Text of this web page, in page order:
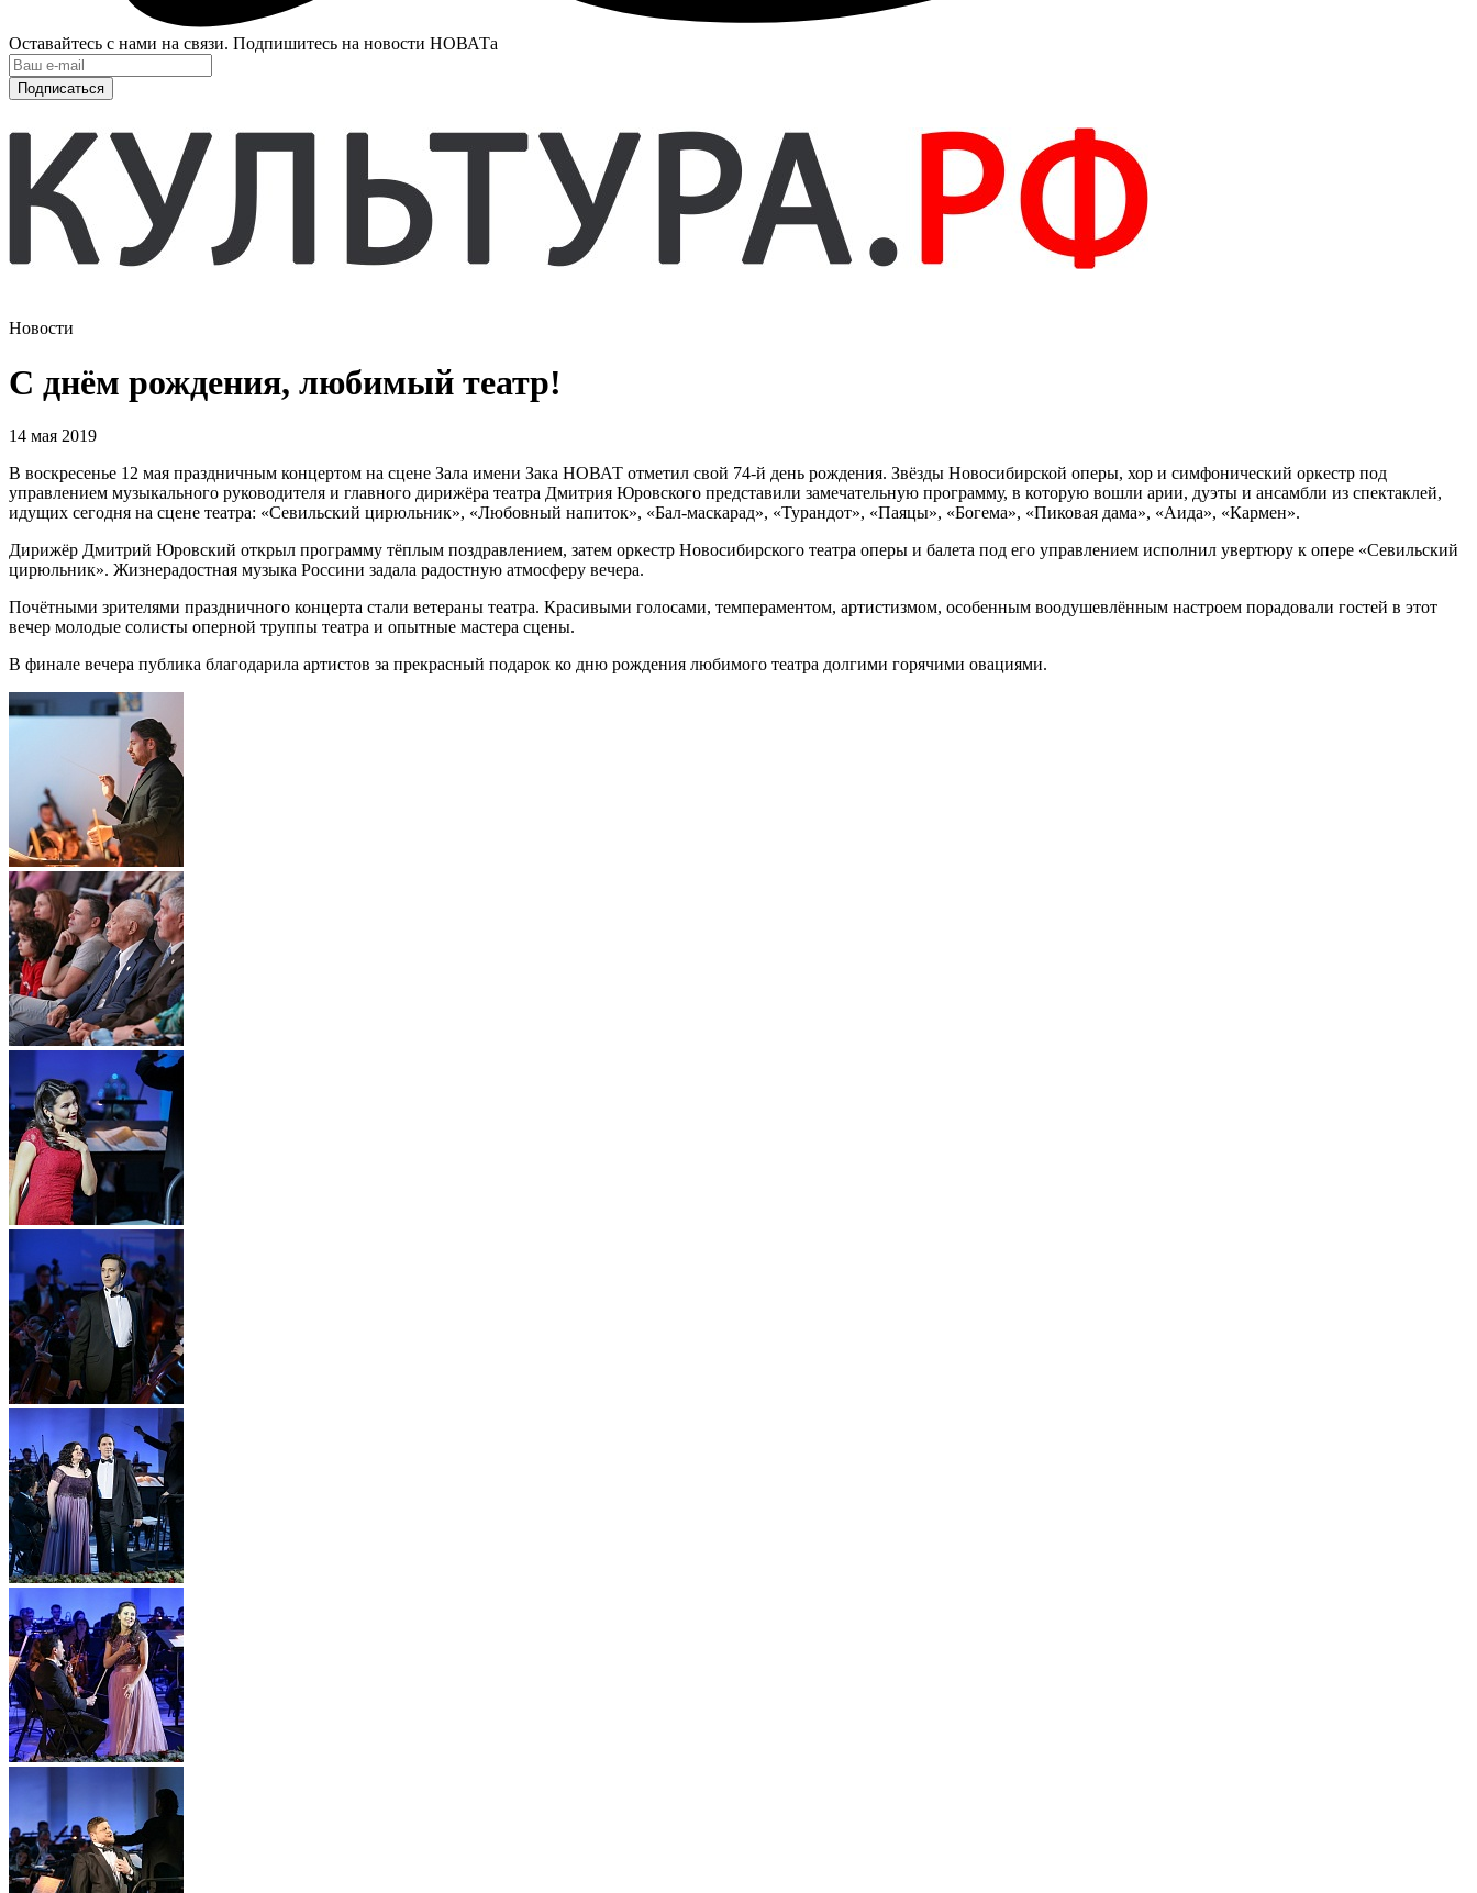
Оставайтесь с нами на связи. Подпишитесь на новости НОВАТа
Подписаться
Новости
С днём рождения, любимый театр!
14 мая 2019
В воскресенье 12 мая праздничным концертом на сцене Зала имени Зака НОВАТ отметил свой 74-й день рождения. Звёзды Новосибирской оперы, хор и симфонический оркестр под
управлением музыкального руководителя и главного дирижёра театра Дмитрия Юровского представили замечательную программу, в которую вошли арии, дуэты и ансамбли из спектаклей,
идущих сегодня на сцене театра: «Севильский цирюльник», «Любовный напиток», «Бал-маскарад», «Турандот», «Паяцы», «Богема», «Пиковая дама», «Аида», «Кармен».
Дирижёр Дмитрий Юровский открыл программу тёплым поздравлением, затем оркестр Новосибирского театра оперы и балета под его управлением исполнил увертюру к опере «Севильский
цирюльник». Жизнерадостная музыка Россини задала радостную атмосферу вечера.
Почётными зрителями праздничного концерта стали ветераны театра. Красивыми голосами, темпераментом, артистизмом, особенным воодушевлённым настроем порадовали гостей в этот
вечер молодые солисты оперной труппы театра и опытные мастера сцены.
В финале вечера публика благодарила артистов за прекрасный подарок ко дню рождения любимого театра долгими горячими овациями.